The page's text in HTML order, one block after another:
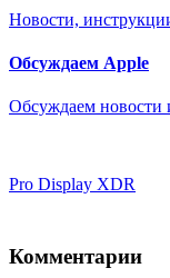
Новости,
Обсуждаем Apple
Обсуждаем новости
Pro Display XDR
Комментарии